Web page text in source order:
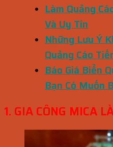
Làm Quảng
Và Uy Tín
Những Lưu Ý
Quảng Cáo
Báo Giá Biển
Bạn Có Muốn
1. GIA CÔNG MICA